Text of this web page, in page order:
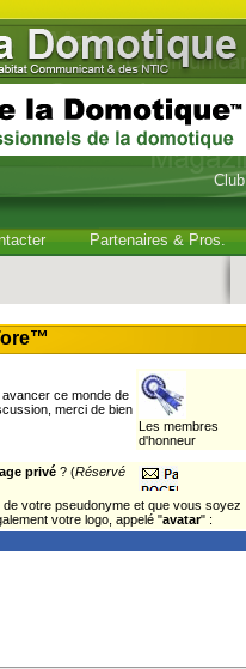
Club
Partenaires & Pros.
ce monde de
merci de bien
Les membres
d'honneur
privé ? (Réservé
votre pseudonyme et que vous soyez
votre logo, appelé "avatar" :